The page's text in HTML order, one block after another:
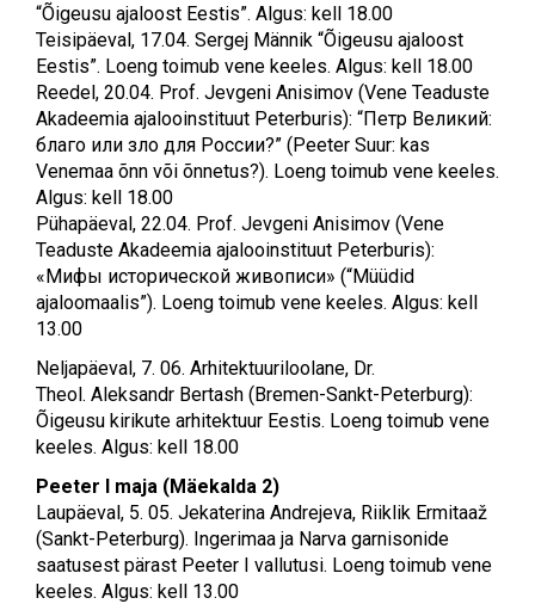
“Õigeusu ajaloost Eestis”. Algus: kell 18.00
Teisipäeval, 17.04. Sergej Männik “Õigeusu ajaloost
Eestis”. Loeng toimub vene keeles. Algus: kell 18.00
Reedel, 20.04. Prof. Jevgeni Anisimov (Vene Teaduste
Akadeemia ajalooinstituut Peterburis): “Петр Великий:
благо или зло для России?” (Peeter Suur: kas
Venemaa õnn või õnnetus?). Loeng toimub vene keeles.
Algus: kell 18.00
Pühapäeval, 22.04. Prof. Jevgeni Anisimov (Vene
Teaduste Akadeemia ajalooinstituut Peterburis):
«Мифы исторической живописи» (“Müüdid
ajaloomaalis”). Loeng toimub vene keeles. Algus: kell
13.00
Neljapäeval, 7. 06. Arhitektuuriloolane, Dr.
Theol. Aleksandr Bertash (Bremen-Sankt-Peterburg):
Õigeusu kirikute arhitektuur Eestis. Loeng toimub vene
keeles. Algus: kell 18.00
Peeter I maja (Mäekalda 2)
Laupäeval, 5. 05. Jekaterina Andrejeva, Riiklik Ermitaaž
(Sankt-Peterburg). Ingerimaa ja Narva garnisonide
saatusest pärast Peeter I vallutusi. Loeng toimub vene
keeles. Algus: kell 13.00